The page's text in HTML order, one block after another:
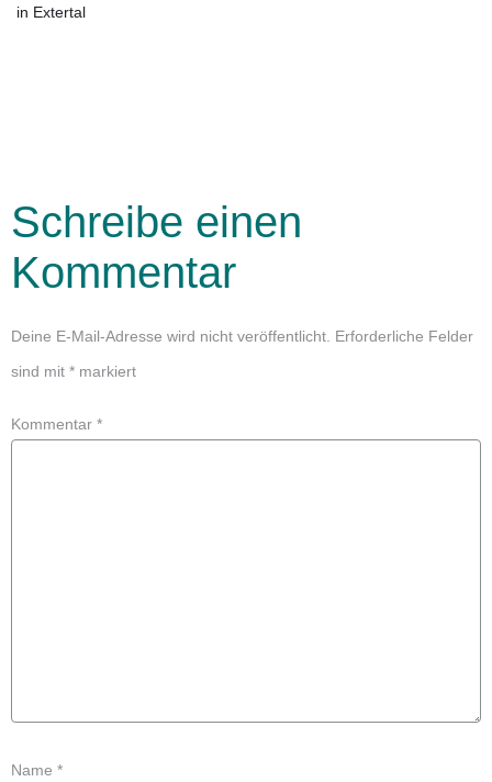
Schreibe einen
Kommentar
Deine E-Mail-Adresse wird nicht veröffentlicht. Erforderliche Felder
sind mit * markiert
Kommentar *
Name *